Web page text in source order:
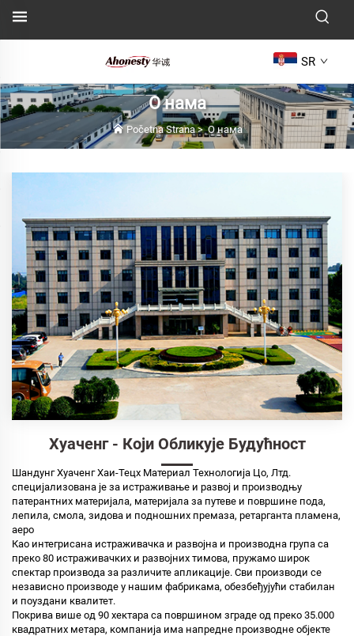
SR
О нама
Početna Strana>О нама
Хуаченг - Који Обликује Будућност
Шандунг Хуаченг Хаи-Тецх Материал Технологија Цо, Лтд.
специјализована је за истраживање и развој и производњу
патерантних материјала, материјала за путеве и површине пода,
лепила, смола, зидова и подношних премаза, ретарганта пламена,
аеро
Као интегрисана истраживачка и развојна и производна група са
преко 80 истраживачких и развојних тимова, пружамо широк
спектар производа за различите апликације. Сви производи се
независно производе у нашим фабрикама, обезбеђујући стабилан
и поуздани квалитет.
Покрива више од 90 хектара са површином зграде од преко 35.000
квадратних метара, компанија има напредне производне објекте